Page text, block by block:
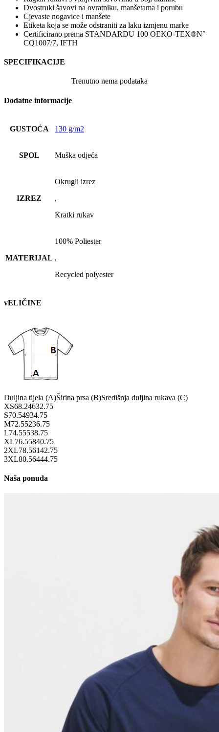
Dvostruki šavovi na ovratniku, manšetama i porubu
Cjevaste nogavice i manšete
Etiketa koja se može odstraniti za laku izmjenu marke
Certificirano prema STANDARDU 100 OEKO-TEX®N°
CQ1007/7, IFTH
SPECIFIKACIJE
Trenutno nema podataka
Dodatne informacije
GUSTOĆA 130 g/m2
SPOL Muška odjeća
IZREZ
Okrugli izrez
,
Kratki rukav
MATERIJAL
100% Poliester
,
Recycled polyester
vELIČINE
Duljina tijela (A)Širina prsa (B)Središnja duljina rukava (C)
XS68.24632.75
S70.54934.75
M72.55236.75
L74.55538.75
XL76.55840.75
2XL78.56142.75
3XL80.56444.75
Naša ponuda